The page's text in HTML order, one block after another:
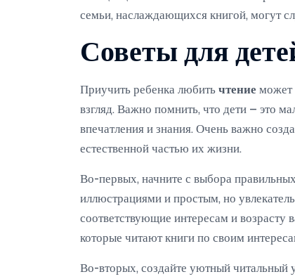
семьи, наслаждающихся книгой, могут
Советы для
Приучить ребенка любить чтение может
взгляд. Важно помнить, что дети – это
впечатления и знания. Очень важно
естественной частью их жизни.
Во-первых, начните с выбора
иллюстрациями и простым, но
соответствующие интересам и возрасту
которые читают книги по своим
Во-вторых, создайте уютный читальный